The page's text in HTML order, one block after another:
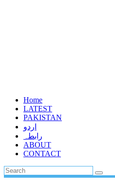
Home
LATEST
PAKISTAN
اردو
رابطہ
ABOUT
CONTACT